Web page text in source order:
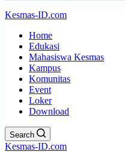
Kesmas-ID.com
Home
Edukasi
Mahasiswa Kesmas
Kampus
Komunitas
Event
Loker
Download
Search
Kesmas-ID.com